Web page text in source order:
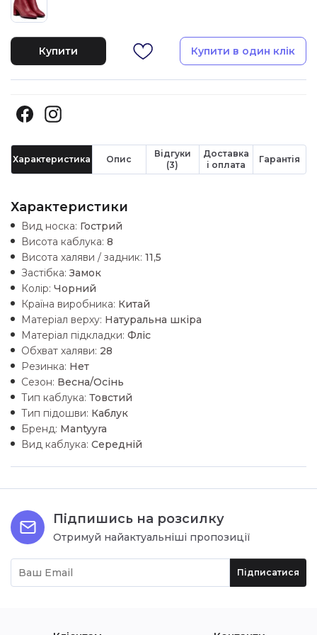
Купити Купити в один клік
Характеристика Опис
Відгуки
(3)
Доставка
і оплата
Гарантія
Характеристики
Вид носка: Гострий
Висота каблука: 8
Висота халяви / задник: 11,5
Застібка: Замок
Колір: Чорний
Країна виробника: Китай
Матеріал верху: Натуральна шкiра
Матеріал підкладки: Флiс
Обхват халяви: 28
Резинка: Нет
Сезон: Весна/Осінь
Тип каблука: Товстий
Тип підошви: Каблук
Бренд: Mantyyra
Вид каблука: Середній
Підпишись на розсилку
Отримуй найактуальніші пропозиції
Підписатися